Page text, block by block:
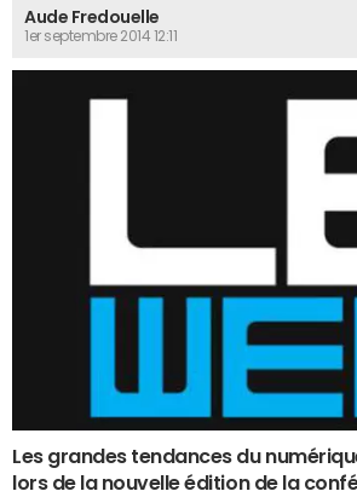
Aude Fredouelle
1er septembre 2014 12:11
Les grandes tendances du
lors de la nouvelle édition de la